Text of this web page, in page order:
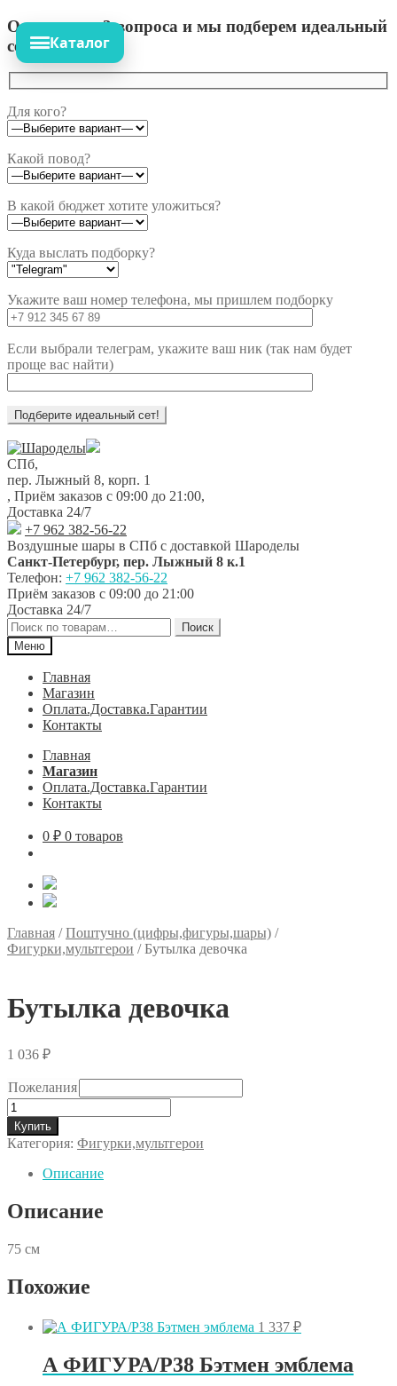
Ответьте на 3 вопроса и мы подберем идеальный
сет!
Для кого?
Какой повод?
В какой бюджет хотите уложиться?
Куда выслать подборку?
Укажите ваш номер телефона, мы пришлем подборку
Если выбрали телеграм, укажите ваш ник (так нам будет
проще вас найти)
Перейти
к
навигации
Перейти
к
содержимому
СПб,
пер. Лыжный 8, корп. 1
, Приём заказов с 09:00 до 21:00,
Доставка 24/7
+7 962 382-56-22
Воздушные шары в СПб с доставкой Шароделы
Санкт-Петербург, пер. Лыжный 8 к.1
Телефон: +7 962 382-56-22
Приём заказов с 09:00 до 21:00
Доставка 24/7
Искать:
Поиск
Меню
Главная
Магазин
Оплата.Доставка.Гарантии
Контакты
Главная
Магазин
Оплата.Доставка.Гарантии
Контакты
0 ₽ 0 товаров
Каталог
Главная /Поштучно (цифры,фигуры,шары) /
Фигурки,мультгерои /Бутылка девочка
Бутылка девочка
1 036 ₽
Пожелания
Количество
товара
Бутылка
девочка
Купить
Категория: Фигурки,мультгерои
Описание
Описание
75 см
Похожие
1 337 ₽
А ФИГУРА/P38 Бэтмен эмблема